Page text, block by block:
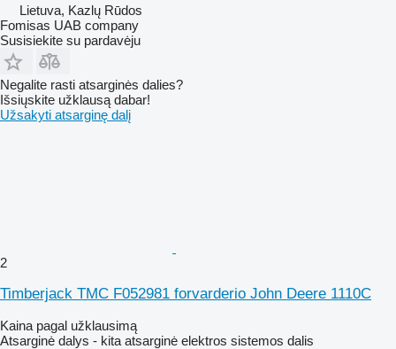
Lietuva, Kazlų Rūdos
Fomisas UAB company
Susisiekite su pardavėju
Negalite rasti atsarginės dalies?
Išsiųskite užklausą dabar!
Užsakyti atsarginę dalį
2
Timberjack TMC F052981 forvarderio John Deere 1110C
Kaina pagal užklausimą
Atsarginė dalys - kita atsarginė elektros sistemos dalis